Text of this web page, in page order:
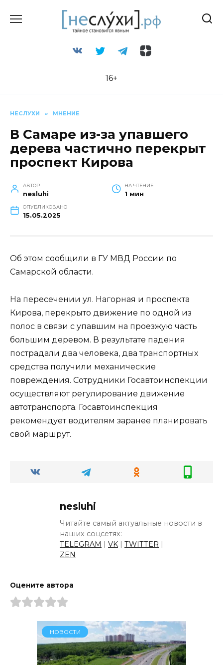
16+
НЕСЛУХИ » МНЕНИЕ
В Самаре из-за упавшего
дерева частично перекрыт
проспект Кирова
АВТОР
nesluhi
НА ЧТЕНИЕ
1 мин
ОПУБЛИКОВАНО
15.05.2025
Об этом сообщили в ГУ МВД России по
Самарской области.
На пересечении ул. Нагорная и проспекта
Кирова, перекрыто движение по одной из
полос в связи с упавшим на проезжую часть
большим деревом. В результате падения
пострадали два человека, два транспортных
средства получили механические
повреждения. Сотрудники Госавтоинспекции
осуществляют регулирование движение
автотранспорта. Госавтоинспекция
рекомендует водителям заранее планировать
свой маршрут.
nesluhi
Читайте самый актуальные новости в
наших соцсетях:
TELEGRAM | VK | TWITTER |
ZEN
Оцените автора
НОВОСТИ